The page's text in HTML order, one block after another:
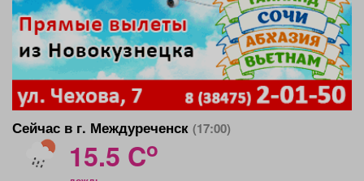
Сейчас в г. Междуреченск (17:00)
15.5 Co